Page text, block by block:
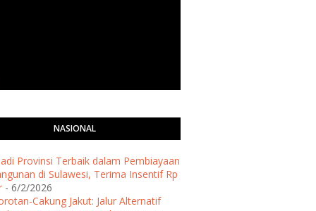
NASIONAL
Provinsi Terbaik dalam Pembiayaan
di Sulawesi, Terima Insentif Rp
- 6/2/2026
Cakung Jakut: Jalur Alternatif